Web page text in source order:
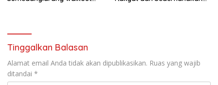
Tinggalkan Balasan
Alamat email Anda tidak akan dipublikasikan. Ruas yang wajib
ditandai *